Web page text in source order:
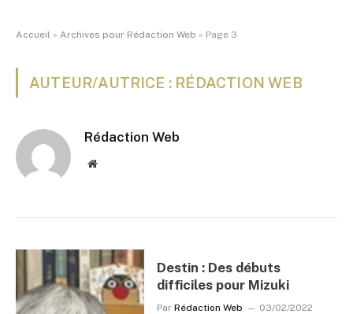
Accueil » Archives pour Rédaction Web » Page 3
AUTEUR/AUTRICE : RÉDACTION WEB
Rédaction Web
Website
Destin : Des débuts
difficiles pour Mizuki
Par Rédaction Web 03/02/2022